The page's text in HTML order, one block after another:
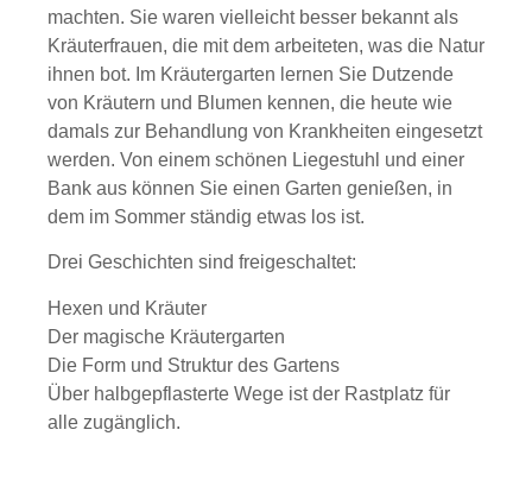
machten. Sie waren vielleicht besser bekannt als
Kräuterfrauen, die mit dem arbeiteten, was die Natur
ihnen bot. Im Kräutergarten lernen Sie Dutzende
von Kräutern und Blumen kennen, die heute wie
damals zur Behandlung von Krankheiten eingesetzt
werden. Von einem schönen Liegestuhl und einer
Bank aus können Sie einen Garten genießen, in
dem im Sommer ständig etwas los ist.
Drei Geschichten sind freigeschaltet:
Hexen und Kräuter
Der magische Kräutergarten
Die Form und Struktur des Gartens
Über halbgepflasterte Wege ist der Rastplatz für
alle zugänglich.